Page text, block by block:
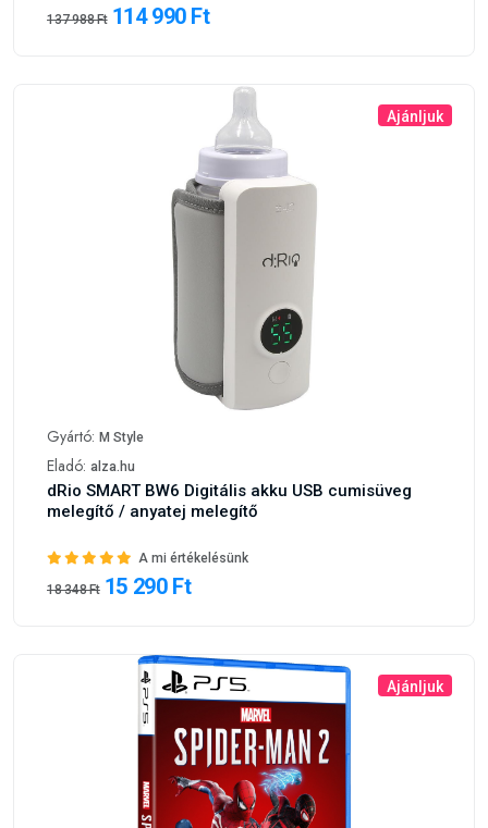
137 988 Ft 114 990 Ft
Ajánljuk
Gyártó: M Style
Eladó: alza.hu
dRio SMART BW6 Digitális akku USB cumisüveg
melegítő / anyatej melegítő
A mi értékelésünk
18 348 Ft 15 290 Ft
Ajánljuk